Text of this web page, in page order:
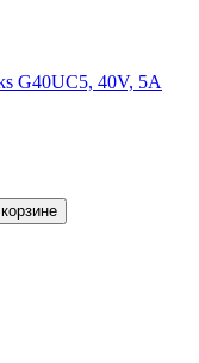
G40UC5, 40V, 5А